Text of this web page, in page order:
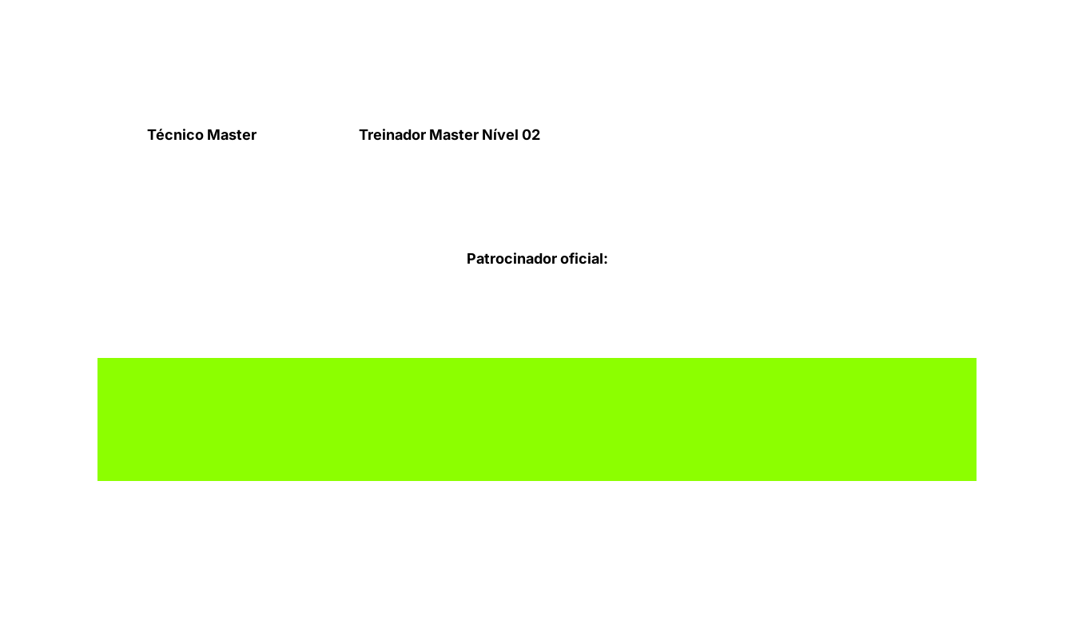
Técnico Master Treinador Master Nível 02
Patrocinador oficial: